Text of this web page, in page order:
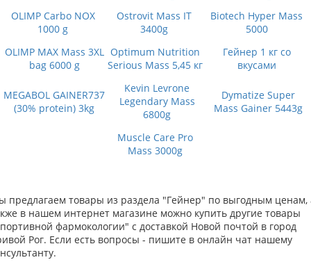
OLIMP Carbo NOX
1000 g
Ostrovit Mass IT
3400g
Biotech Hyper Mass
5000
OLIMP MAX Mass 3XL
bag 6000 g
Optimum Nutrition
Serious Mass 5,45 кг
Гейнер 1 кг со
вкусами
MEGABOL GAINER737
(30% protein) 3kg
Kevin Levrone
Legendary Mass
6800g
Dymatize Super
Mass Gainer 5443g
Muscle Care Pro
Mass 3000g
предлагаем товары из раздела "Гейнер" по выгодным ценам,
в нашем интернет магазине можно купить другие товары
фармокологии" с доставкой Новой почтой в город
Рог. Если есть вопросы - пишите в онлайн чат нашему